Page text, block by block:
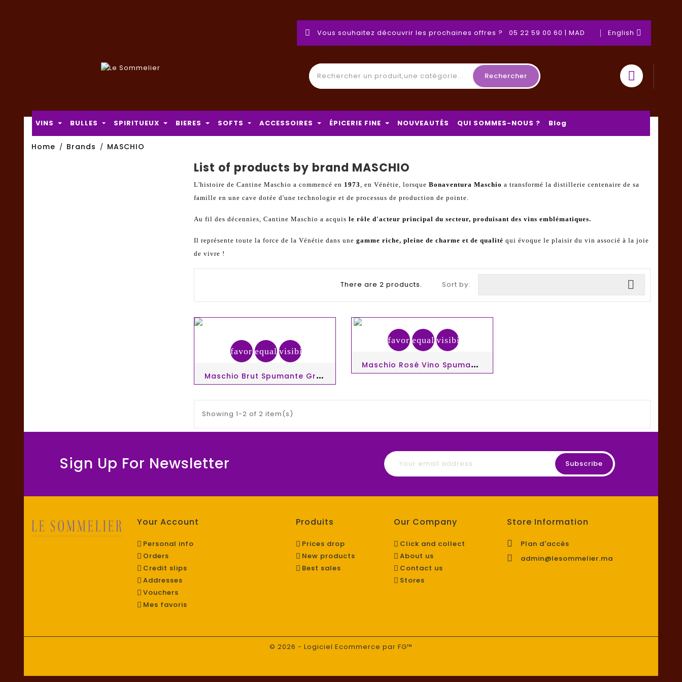
Vous souhaitez découvrir les prochaines offres ? 05 22 59 00 60 | MAD English 
Rechercher
VINS BULLES SPIRITUEUX BIERES SOFTS ACCESSOIRES ÉPICERIE FINE NOUVEAUTÉS QUI SOMMES-NOUS ? Blog
Home Brands MASCHIO
List of products by brand MASCHIO
L'histoire de Cantine Maschio a commencé en 1973 , en Vénétie, lorsque Bonaventura Maschio a transformé la distillerie centenaire de sa
famille en une cave dotée d'une technologie et de processus de production de pointe.
Au fil des décennies, Cantine Maschio a acquis le rôle d'acteur principal du secteur, produisant des vins emblématiques.
Il représente toute la force de la Vénétie dans une gamme riche, pleine de charme et de qualité qui évoque le plaisir du vin associé à la joie
de vivre !
There are 2 products. Sort by: 
favorite_border
equalizervisibility
M
Aschio Brut Spumante Gran Cuvée Millesimato 75cl
favorite_border
equalizervisibility
M
Aschio Rosé Vino Spumante 75cl
Showing 1-2 of 2 item(s)
Sign Up For Newsletter
Your Account
Personal info
Orders
Credit slips
Addresses
Vouchers
Mes favoris
Produits
Prices drop
New products
Best sales
Our Company
Click and collect
About us
Contact us
Stores
Store Information
 Plan d'accès
 admin@lesommelier.ma
© 2026 - Logiciel Ecommerce par FG™